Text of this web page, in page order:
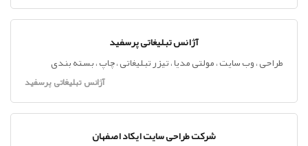
آژانس تبلیغاتی پرسفید
طراحی ، وب سایت ، مولتی مدیا ، تیزر تبلیغاتی ، چاپ ، بسته بندی
آژانس تبلیغاتی پرسفید
شرکت طراحی سایت ایکاد اصفهان